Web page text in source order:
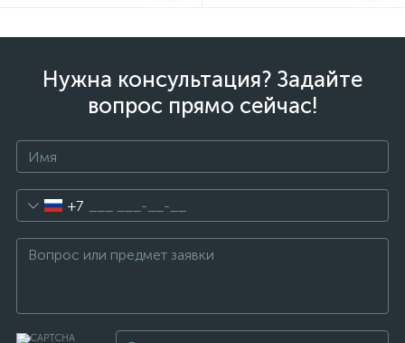
Нужна консультация? Задайте
вопрос прямо сейчас!
+7